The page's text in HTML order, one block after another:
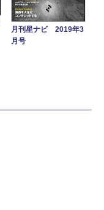
月刊星ナビ 2019年3
月号